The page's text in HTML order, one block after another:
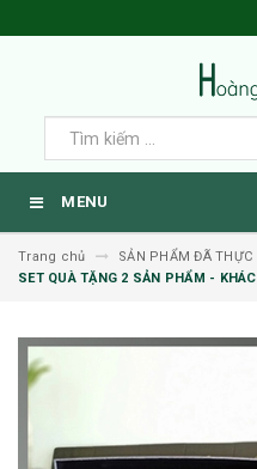
MENU
Trang chủ
SẢN PHẨM ĐÃ THỰC
SET QUÀ TẶNG 2 SẢN PHẨM -